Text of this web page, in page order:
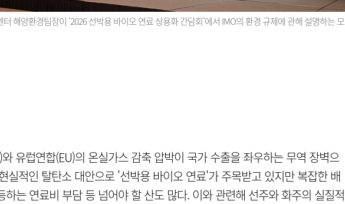
해양환경팀장이 '2026 선박용 바이오 연료 상용화 간담회'에서 IMO의 환경 규제에 관해 설명하는 모
유럽연합(EU)의 온실가스 감축 압박이 국가 수출을 좌우하는 무역 장벽으
실적인 탈탄소 대안으로 '선박용 바이오 연료'가 주목받고 있지만 복잡한 배
하는 연료비 부담 등 넘어야 할 산도 많다. 이와 관련해 선주와 화주의 실질적